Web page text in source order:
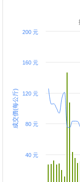
成交價(每公斤)
40 元
80 元
120 元
160 元
200 元